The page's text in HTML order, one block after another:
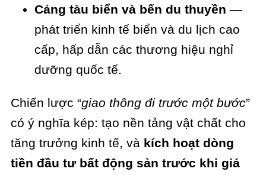
Cảng tàu biển và bến du thuyền —
phát triển kinh tế biển và du lịch cao
cấp, hấp dẫn các thương hiệu nghỉ
dưỡng quốc tế.
Chiến lược “giao thông đi trước một bước”
có ý nghĩa kép: tạo nền tảng vật chất cho
tăng trưởng kinh tế, và kích hoạt dòng
tiền đầu tư bất động sản trước khi giá